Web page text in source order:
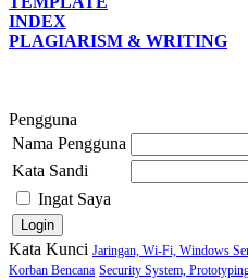
INDEX
PLAGIARISM & WRITING
Pengguna
Nama Pengguna
Kata Sandi
Ingat Saya
Kata Kunci Jaringan, Wi-Fi, Windows
Korban Bencana Security System,